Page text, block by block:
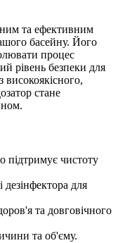
та ефективним
басейну. Його
процес
рівень безпеки для
стане
підтримує чистоту
дезінфектора для
та довговічного
та об'єму.